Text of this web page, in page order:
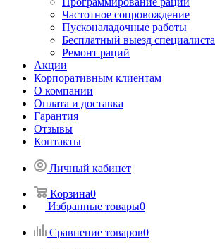
Частотное сопровождение
Пусконаладочные работы
Бесплатный выезд специалиста
Ремонт раций
Акции
Корпоративным клиентам
О компании
Оплата и доставка
Гарантия
Отзывы
Контакты
Личный кабинет
Корзина0
Избранные товары0
Сравнение товаров0